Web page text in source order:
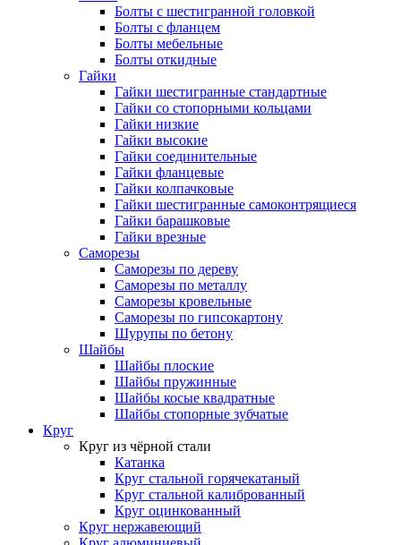
Болты с шестигранной головкой
Болты с фланцем
Болты мебельные
Болты откидные
Гайки
Гайки шестигранные стандартные
Гайки со стопорными кольцами
Гайки низкие
Гайки высокие
Гайки соединительные
Гайки фланцевые
Гайки колпачковые
Гайки шестигранные самоконтрящиеся
Гайки барашковые
Гайки врезные
Саморезы
Саморезы по дереву
Саморезы по металлу
Саморезы кровельные
Саморезы по гипсокартону
Шурупы по бетону
Шайбы
Шайбы плоские
Шайбы пружинные
Шайбы косые квадратные
Шайбы стопорные зубчатые
Круг
Круг из чёрной стали
Катанка
Круг стальной горячекатаный
Круг стальной калиброванный
Круг оцинкованный
Круг нержавеющий